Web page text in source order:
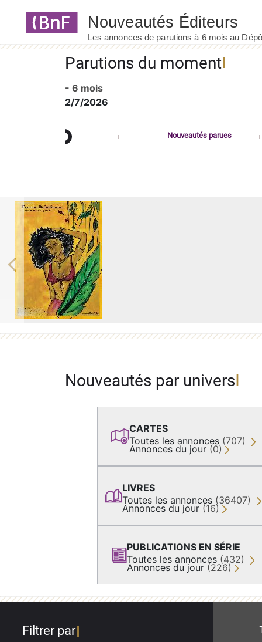
Parutions du moment
- 6 mois
2/7/2026
Nouveautés parues
Previous
Nouveautés par univers
CARTES
Toutes les annonces (707)
Annonces du jour (0)
LIVRES
Toutes les annonces (36407)
Annonces du jour (16)
PUBLICATIONS EN SÉRIE
Toutes les annonces (432)
Annonces du jour (226)
Filtrer par